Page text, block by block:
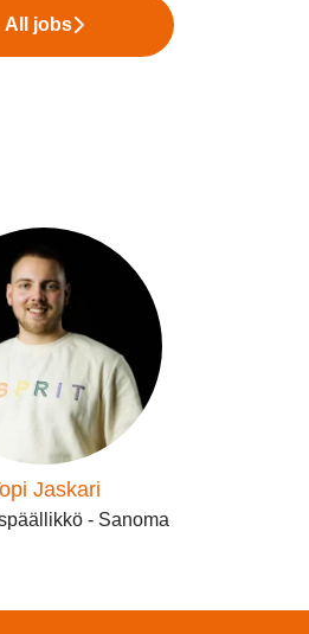
All jobs
Jaskari
- Sanoma